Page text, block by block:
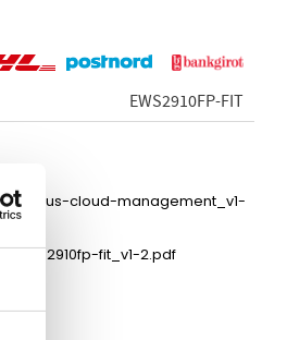
EWS2910FP-FIT
cloud-management_v1-
fit_v1-2.pdf